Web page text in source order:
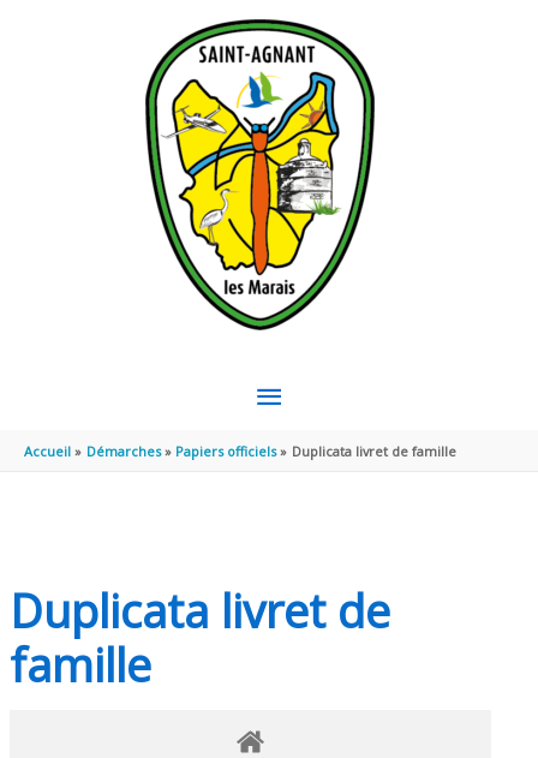
MENU
PRINCIPAL
Accueil Démarches Papiers officiels Duplicata livret de famille
Duplicata livret de
famille